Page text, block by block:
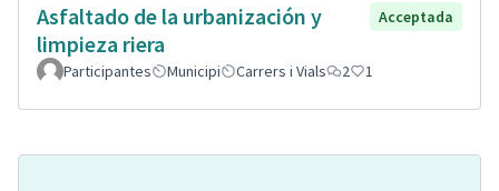
Asfaltado de la urbanización y
limpieza riera
Acceptada
Participantes Municipi Carrers i Vials 2 1